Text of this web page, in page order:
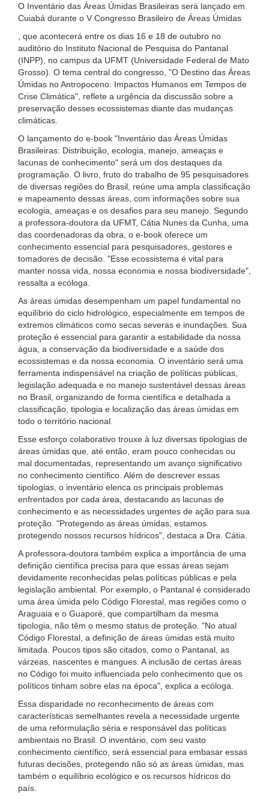
O Inventário das Áreas Úmidas Brasileiras será lançado em
Cuiabá durante o V Congresso Brasileiro de Áreas Úmidas
, que acontecerá entre os dias 16 e 18 de outubro no
auditório do Instituto Nacional de Pesquisa do Pantanal
(INPP), no campus da UFMT (Universidade Federal de Mato
Grosso). O tema central do congresso, "O Destino das Áreas
Úmidas no Antropoceno: Impactos Humanos em Tempos de
Crise Climática", reflete a urgência da discussão sobre a
preservação desses ecossistemas diante das mudanças
climáticas.
O lançamento do e-book "Inventário das Áreas Úmidas
Brasileiras: Distribuição, ecologia, manejo, ameaças e
lacunas de conhecimento" será um dos destaques da
programação. O livro, fruto do trabalho de 95 pesquisadores
de diversas regiões do Brasil, reúne uma ampla classificação
e mapeamento dessas áreas, com informações sobre sua
ecologia, ameaças e os desafios para seu manejo. Segundo
a professora-doutora da UFMT, Cátia Nunes da Cunha, uma
das coordenadoras da obra, o e-book oferece um
conhecimento essencial para pesquisadores, gestores e
tomadores de decisão. "Esse ecossistema é vital para
manter nossa vida, nossa economia e nossa biodiversidade",
ressalta a ecóloga.
As áreas úmidas desempenham um papel fundamental no
equilíbrio do ciclo hidrológico, especialmente em tempos de
extremos climáticos como secas severas e inundações. Sua
proteção é essencial para garantir a estabilidade da nossa
água, a conservação da biodiversidade e a saúde dos
ecossistemas e da nossa economia. O inventário será uma
ferramenta indispensável na criação de políticas públicas,
legislação adequada e no manejo sustentável dessas áreas
no Brasil, organizando de forma científica e detalhada a
classificação, tipologia e localização das áreas úmidas em
todo o território nacional.
Esse esforço colaborativo trouxe à luz diversas tipologias de
áreas úmidas que, até então, eram pouco conhecidas ou
mal documentadas, representando um avanço significativo
no conhecimento científico. Além de descrever essas
tipologias, o inventário elenca os principais problemas
enfrentados por cada área, destacando as lacunas de
conhecimento e as necessidades urgentes de ação para sua
proteção. "Protegendo as áreas úmidas, estamos
protegendo nossos recursos hídricos", destaca a Dra. Cátia.
A professora-doutora também explica a importância de uma
definição científica precisa para que essas áreas sejam
devidamente reconhecidas pelas políticas públicas e pela
legislação ambiental. Por exemplo, o Pantanal é considerado
uma área úmida pelo Código Florestal, mas regiões como o
Araguaia e o Guaporé, que compartilham da mesma
tipologia, não têm o mesmo status de proteção. "No atual
Código Florestal, a definição de áreas úmidas está muito
limitada. Poucos tipos são citados, como o Pantanal, as
várzeas, nascentes e mangues. A inclusão de certas áreas
no Código foi muito influenciada pelo conhecimento que os
políticos tinham sobre elas na época", explica a ecóloga.
Essa disparidade no reconhecimento de áreas com
características semelhantes revela a necessidade urgente
de uma reformulação séria e responsável das políticas
ambientais no Brasil. O inventário, com seu vasto
conhecimento científico, será essencial para embasar essas
futuras decisões, protegendo não só as áreas úmidas, mas
também o equilíbrio ecológico e os recursos hídricos do
país.